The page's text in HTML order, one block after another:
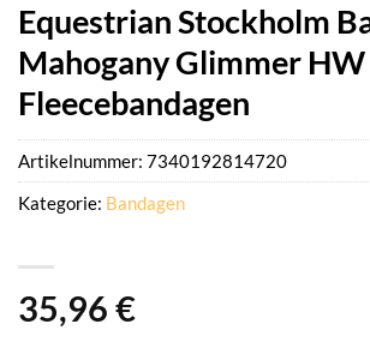
Equestrian Stockholm
Mahogany Glimmer
Fleecebandagen
35,96 €
Artikelnummer: 7340192814720
Kategorie: Bandagen